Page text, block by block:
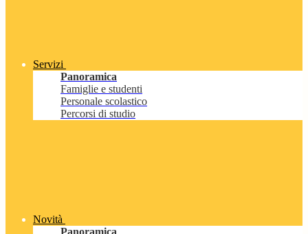
Servizi
Panoramica
Famiglie e studenti
Personale scolastico
Percorsi di studio
Novità